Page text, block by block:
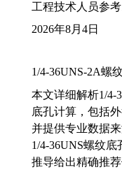
工程技术人员参考
2026年8月4日
1/4-36UNS-2A螺
本文详细解析1/4-
底孔计算，包括
并提供专业数据
1/4-36UNS螺纹
推导给出精确推